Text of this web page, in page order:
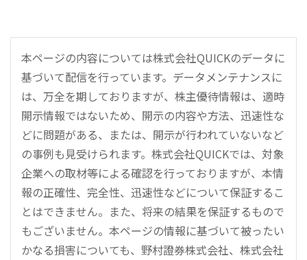
本ページの内容については株式会社QUICKのデータに
基づいて配信を行っています。データメンテナンスに
は、万全を期しておりますが、株主優待情報は、適時
開示情報ではないため、開示の内容や方法、迅速性な
どに問題がある、または、開示が行われていないなど
の事例も見受けられます。株式会社QUICKでは、対象
企業への取材等による確認を行っておりますが、本情
報の正確性、完全性、迅速性などについて保証するこ
とはできません。また、将来の結果を保証するもので
もございません。本ページの情報に基づいて被ったい
かなる損害についても、野村證券株式会社、株式会社